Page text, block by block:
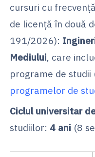
cursuri cu
de licență în două
191/2026):
Mediului, care
programe de studii
programelor de
Ciclul universitar
studiilor: 4 ani (8